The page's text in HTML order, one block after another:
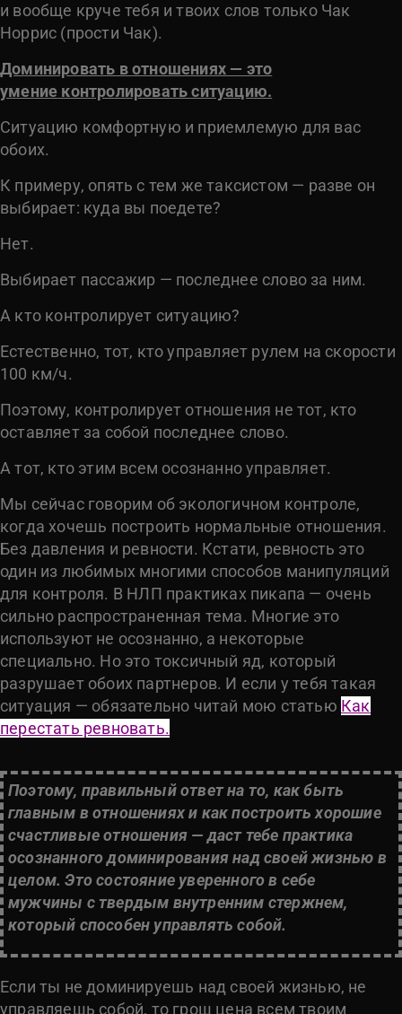
и вообще круче тебя и твоих слов только Чак
Норрис (прости Чак).
Доминировать в отношениях — это
умение контролировать ситуацию.
Ситуацию комфортную и приемлемую для вас
обоих.
К примеру, опять с тем же таксистом — разве он
выбирает: куда вы поедете?
Нет.
Выбирает пассажир — последнее слово за ним.
А кто контролирует ситуацию?
Естественно, тот, кто управляет рулем на скорости
100 км/ч.
Поэтому, контролирует отношения не тот, кто
оставляет за собой последнее слово.
А тот, кто этим всем осознанно управляет.
Мы сейчас говорим об экологичном контроле,
когда хочешь построить нормальные отношения.
Без давления и ревности. Кстати, ревность это
один из любимых многими способов манипуляций
для контроля. В НЛП практиках пикапа — очень
сильно распространенная тема. Многие это
используют не осознанно, а некоторые
специально. Но это токсичный яд, который
разрушает обоих партнеров. И если у тебя такая
ситуация — обязательно читай мою статью Как
перестать ревновать.
Поэтому, правильный ответ на то, как быть
главным в отношениях и как построить хорошие
счастливые отношения — даст тебе практика
осознанного доминирования над своей жизнью в
целом. Это состояние уверенного в себе
мужчины с твердым внутренним стержнем,
который способен управлять собой.
Если ты не доминируешь над своей жизнью, не
управляешь собой, то грош цена всем твоим